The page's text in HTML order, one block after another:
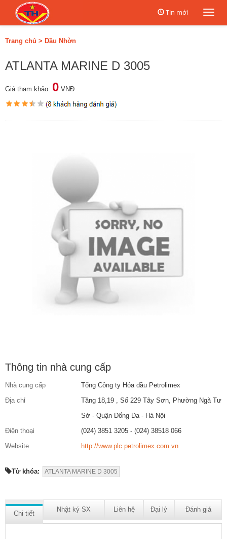
Tin mới
Trang chủ > Dầu Nhờn
ATLANTA MARINE D 3005
Giá tham khảo: 0 VNĐ
Thông tin nhà cung cấp
Nhà cung cấp
Tổng Công ty Hóa dầu Petrolimex
Địa chỉ
Tầng 18,19 , Số 229 Tây Sơn, Phường Ngã Tư
Sở - Quận Đống Đa - Hà Nội
Điện thoại
(024) 3851 3205 - (024) 38518 066
Website
http://www.plc.petrolimex.com.vn
Từ khóa: ATLANTA MARINE D 3005
Chi tiết
Nhật ký SX Liên hệ Đại lý Đánh giá